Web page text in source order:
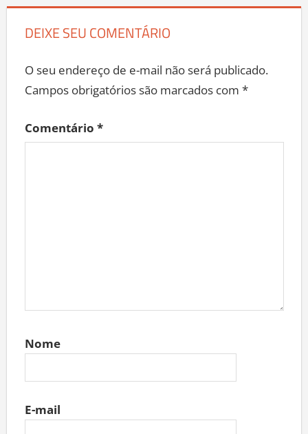
DEIXE SEU COMENTÁRIO
O seu endereço de e-mail não será publicado.
Campos obrigatórios são marcados com *
Comentário *
Nome
E-mail